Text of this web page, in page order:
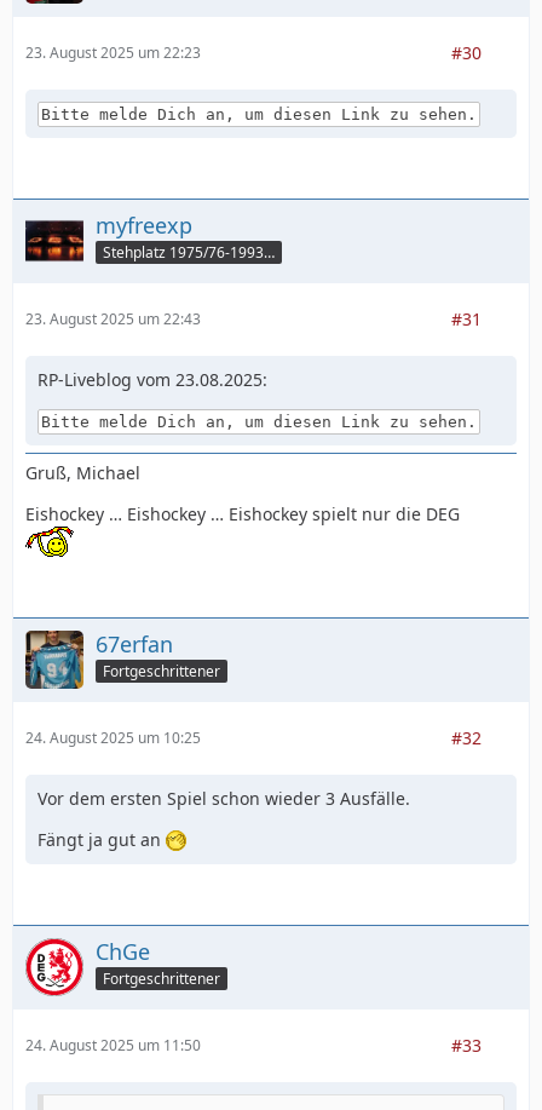
23. August 2025 um 22:23 #30
Bitte melde Dich an, um diesen Link zu sehen.
myfreexp
Stehplatz 1975/76-1993/94
23. August 2025 um 22:43 #31
RP-Liveblog vom 23.08.2025:
Bitte melde Dich an, um diesen Link zu sehen.
Gruß, Michael
Eishockey … Eishockey … Eishockey spielt nur die DEG
67erfan
Fortgeschrittener
24. August 2025 um 10:25 #32
Vor dem ersten Spiel schon wieder 3 Ausfälle.
Fängt ja gut an
ChGe
Fortgeschrittener
24. August 2025 um 11:50 #33